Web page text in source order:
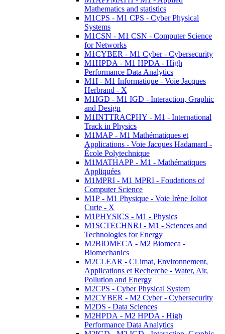
Mathematics and statistics
M1CPS - M1 CPS - Cyber Physical
Systems
M1CSN - M1 CSN - Computer Science
for Networks
M1CYBER - M1 Cyber - Cybersecurity
M1HPDA - M1 HPDA - High
Performance Data Analytics
M1I - M1 Informatique - Voie Jacques
Herbrand - X
M1IGD - M1 IGD - Interaction, Graphic
and Design
M1INTTRACPHY - M1 - International
Track in Physics
M1MAP - M1 Mathématiques et
Applications - Voie Jacques Hadamard -
École Polytechnique
M1MATHAPP - M1 - Mathématiques
Appliquées
M1MPRI - M1 MPRI - Foudations of
Computer Science
M1P - M1 Physique - Voie Irène Joliot
Curie - X
M1PHYSICS - M1 - Physics
M1SCTECHNRJ - M1 - Sciences and
Technologies for Energy
M2BIOMECA - M2 Biomeca -
Biomechanics
M2CLEAR - CLimat, Environnement,
Applications et Recherche - Water, Air,
Pollution and Energy
M2CPS - Cyber Physical System
M2CYBER - M2 Cyber - Cybersecurity
M2DS - Data Sciences
M2HPDA - M2 HPDA - High
Performance Data Analytics